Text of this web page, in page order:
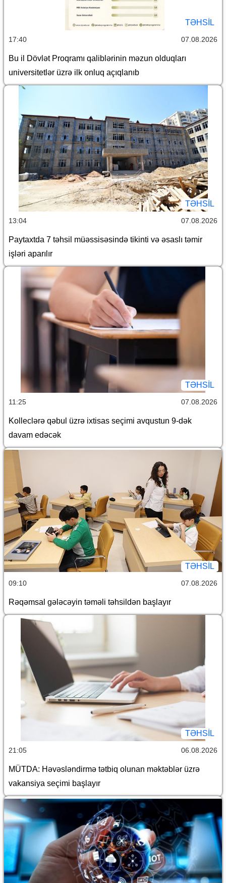
TƏHSIL
17:40 07.08.2026
Bu il Dövlət Proqramı qaliblərinin məzun olduqları
universitetlər üzrə ilk onluq açıqlanıb
TƏHSIL
13:04 07.08.2026
Paytaxtda 7 təhsil müəssisəsində tikinti və əsaslı təmir
işləri aparılır
TƏHSIL
11:25 07.08.2026
Kolleclərə qəbul üzrə ixtisas seçimi avqustun 9-dək
davam edəcək
TƏHSIL
09:10 07.08.2026
Rəqəmsal gələcəyin təməli təhsildən başlayır
TƏHSIL
21:05 06.08.2026
MÜTDA: Həvəsləndirmə tətbiq olunan məktəblər üzrə
vakansiya seçimi başlayır